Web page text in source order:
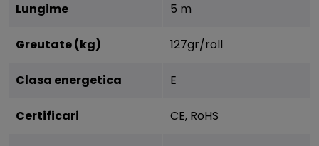
Lungime 5 m
Greutate (kg) 127gr/roll
Clasa energetica E
Certificari CE, RoHS